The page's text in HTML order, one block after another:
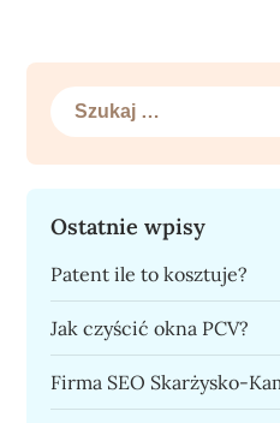
Szukaj:
Ostatnie wpisy
Patent ile to kosztuje?
Jak czyścić okna PCV?
Firma SEO Skarżysko-